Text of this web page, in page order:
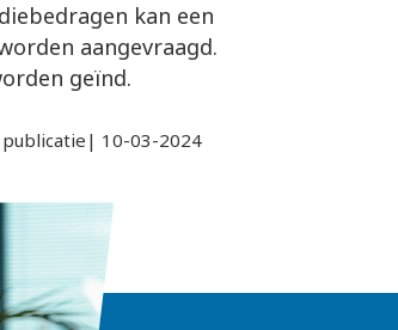
kan een
aangevraagd.
geïnd.
10-03-2024